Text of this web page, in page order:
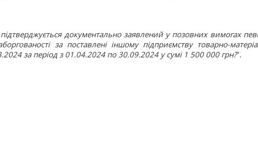
документально заявлений у позовних вимогах
за поставлені іншому підприємству товарно-
за період з 01.04.2024 по 30.09.2024 у сумі 1 500 000 грн?".